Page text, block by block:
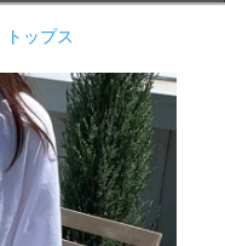
トップス